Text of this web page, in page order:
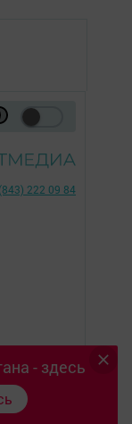
- здесь
(843) 222 09 84
18+